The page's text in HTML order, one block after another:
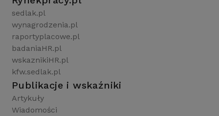
sedlak.pl
wynagrodzenia.pl
raportyplacowe.pl
badaniaHR.pl
wskaznikiHR.pl
kfw.sedlak.pl
Publikacje i wskaźniki
Artykuły
Wiadomości